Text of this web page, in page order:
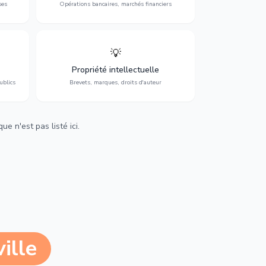
Opérations bancaires, marchés financiers
💡
Propriété intellectuelle
Brevets, marques, droits d'auteur
Protection de vos créations : brevets,
marques, droits d'auteur et lutte contre la
contrefaçon.
n'est pas listé ici.